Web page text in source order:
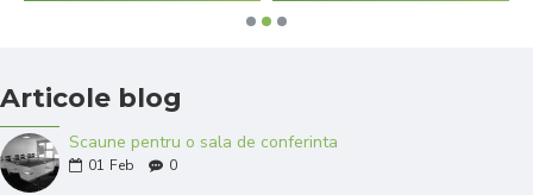
Articole blog
Scaune pentru o sala de conferinta
01 Feb 0